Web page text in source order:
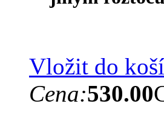
Vložit do
Cena:530.00